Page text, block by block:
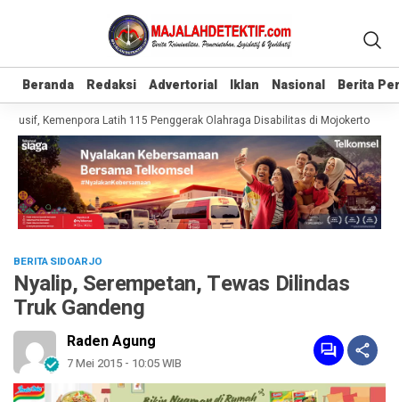
Beranda Redaksi Advertorial Iklan Nasional Berita
Beranda Redaksi Advertorial Iklan Nasional Berita
Kemenpora Latih 115 Penggerak Olahraga Disabilitas di Mojokerto
BERITA SIDOARJO
Nyalip, Serempetan, Tewas Dilindas
Truk Gandeng
Raden Agung
7 Mei 2015 - 10:05 WIB